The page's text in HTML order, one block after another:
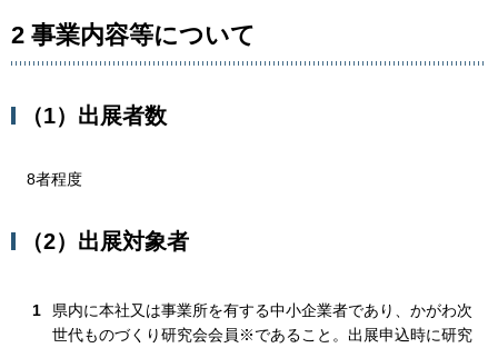
2 事業内容等について
（1）出展者数
8者程度
（2）出展対象者
1
県内に本社又は事業所を有する中小企業者であり、かがわ次
世代ものづくり研究会会員※であること。出展申込時に研究